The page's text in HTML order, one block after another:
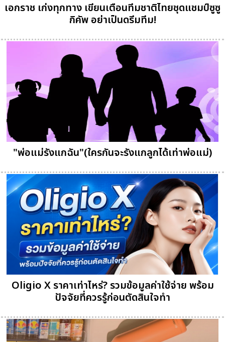
เอกราช เก่งทุกทาง เขียนเตือนทีมชาติไทยชุดแชมป์ซูซู
กิคัพ อย่าเป็นดรีมทีม!
"พ่อแม่รังแกฉัน"(ใครกันจะรังแกลูกได้เท่าพ่อแม่)
Oligio X ราคาเท่าไหร่? รวมข้อมูลค่าใช้จ่าย พร้อม
ปัจจัยที่ควรรู้ก่อนตัดสินใจทำ